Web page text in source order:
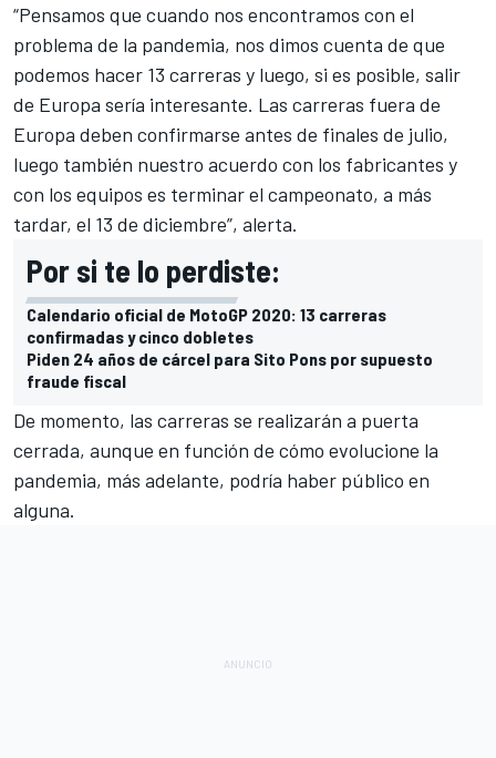
“Pensamos que cuando nos encontramos con el
problema de la pandemia, nos dimos cuenta de que
podemos hacer 13 carreras y luego, si es posible, salir
de Europa sería interesante. Las carreras fuera de
Europa deben confirmarse antes de finales de julio,
luego también nuestro acuerdo con los fabricantes y
con los equipos es terminar el campeonato, a más
tardar, el 13 de diciembre”, alerta.
Por si te lo perdiste:
Calendario oficial de MotoGP 2020: 13 carreras
confirmadas y cinco dobletes
Piden 24 años de cárcel para Sito Pons por supuesto
fraude fiscal
De momento, las carreras se realizarán a puerta
cerrada, aunque en función de cómo evolucione la
pandemia, más adelante, podría haber público en
alguna.